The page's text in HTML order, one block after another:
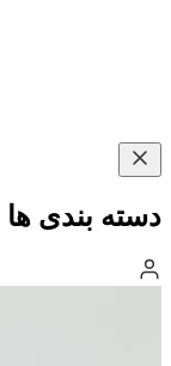
دسته بندی ها